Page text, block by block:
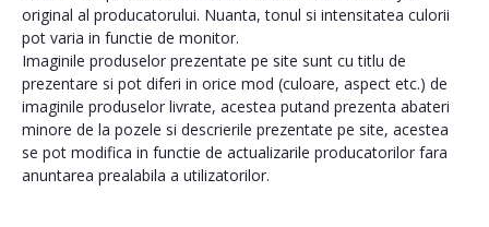
original al producatorului. Nuanta, tonul si intensitatea culorii
pot varia in functie de monitor.
Imaginile produselor prezentate pe site sunt cu titlu de
prezentare si pot diferi in orice mod (culoare, aspect etc.) de
imaginile produselor livrate, acestea putand prezenta abateri
minore de la pozele si descrierile prezentate pe site, acestea
se pot modifica in functie de actualizarile producatorilor fara
anuntarea prealabila a utilizatorilor.